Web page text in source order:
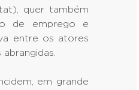
quer também
de emprego e
entre os atores
em grande